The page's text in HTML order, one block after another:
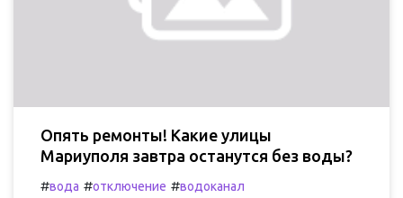
Опять ремонты! Какие улицы
Мариуполя завтра останутся без воды?
#вода #отключение #водоканал